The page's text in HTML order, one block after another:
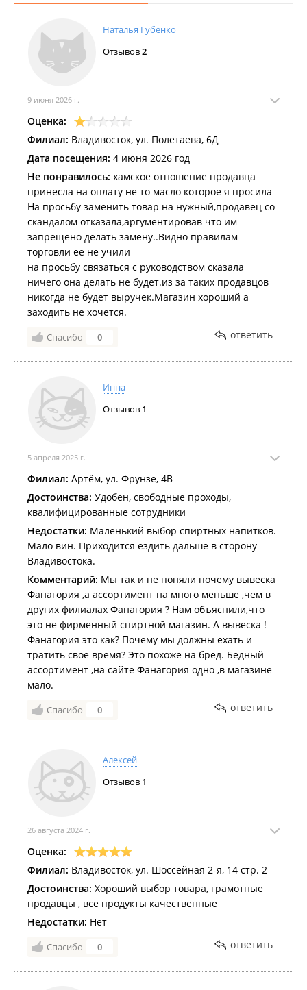
Наталья Губенко
Отзывов2
9 июня 2026 г.
Оценка:
Филиал: Владивосток, ул. Полетаева, 6Д
Дата посещения: 4 июня 2026 год
Не понравилось: хамское отношение продавца
принесла на оплату не то масло которое я просила
На просьбу заменить товар на нужный,продавец со
скандалом отказала,аргументировав что им
запрещено делать замену..Видно правилам
торговли ее не учили
на просьбу связаться с руководством сказала
ничего она делать не будет.из за таких продавцов
никогда не будет выручек.Магазин хороший а
заходить не хочется.
Спасибо 0 ответить
Инна
Отзывов 1
5 апреля 2025 г.
Филиал: Артём, ул. Фрунзе, 4В
Достоинства: Удобен, свободные проходы,
квалифицированные сотрудники
Недостатки: Маленький выбор спиртных напитков.
Мало вин. Приходится ездить дальше в сторону
Владивостока.
Комментарий: Мы так и не поняли почему вывеска
Фанагория ,а ассортимент на много меньше ,чем в
других филиалах Фанагория ? Нам объяснили,что
это не фирменный спиртной магазин. А вывеска !
Фанагория это как? Почему мы должны ехать и
тратить своё время? Это похоже на бред. Бедный
ассортимент ,на сайте Фанагория одно ,в магазине
мало.
Спасибо 0 ответить
Алексей
Отзывов 1
26 августа 2024 г.
Оценка:
Филиал: Владивосток, ул. Шоссейная 2-я, 14 стр. 2
Достоинства: Хороший выбор товара, грамотные
продавцы , все продукты качественные
Недостатки: Нет
Спасибо 0 ответить